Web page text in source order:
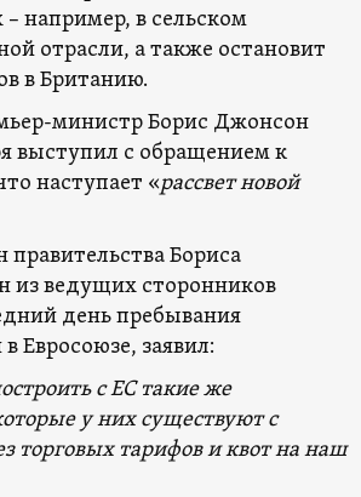
– например, в сельском
отрасли, а также остановит
в Британию.
министр Борис Джонсон
выступил с обращением к
наступает «рассвет новой
Бориса
из ведущих сторонников
день пребывания
Евросоюзе, заявил:
с ЕС такие же
у них существуют с
торговых тарифов и квот на наш